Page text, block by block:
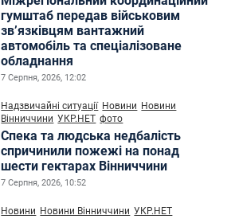
гумштаб передав військовим
зв’язківцям вантажний
автомобіль та спеціалізоване
обладнання
7 Серпня, 2026, 12:02
Надзвичайні ситуації Новини Новини
Вінниччини УКР.НЕТ фото
Спека та людська недбалість
спричинили пожежі на понад
шести гектарах Вінниччини
7 Серпня, 2026, 10:52
Новини Новини Вінниччини УКР.НЕТ